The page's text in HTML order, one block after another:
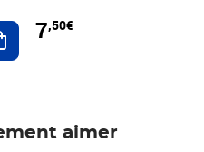
Ajouter au panier
7,50€
aimer